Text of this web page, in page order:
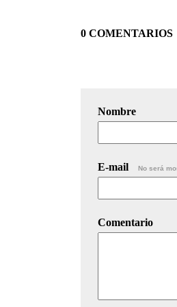
0 COMENTARIOS
Nombre
E-mail No será
Comentario